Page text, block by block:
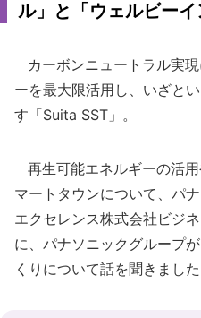
ル」と「ウェルビー
カーボンニュートラル実
ーを最大限活用し、いざと
す「Suita SST」。
再生可能エネルギーの活
マートタウンについて、パ
エクセレンス株式会社ビジ
に、パナソニックグループ
くりについて話を聞きました